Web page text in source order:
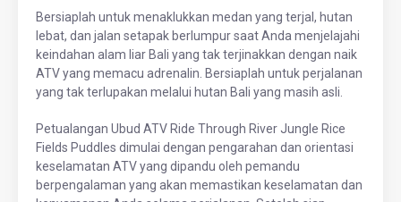
Bersiaplah untuk menaklukkan medan yang terjal, hutan
lebat, dan jalan setapak berlumpur saat Anda menjelajahi
keindahan alam liar Bali yang tak terjinakkan dengan naik
ATV yang memacu adrenalin. Bersiaplah untuk perjalanan
yang tak terlupakan melalui hutan Bali yang masih asli.
Petualangan Ubud ATV Ride Through River Jungle Rice
Fields Puddles dimulai dengan pengarahan dan orientasi
keselamatan ATV yang dipandu oleh pemandu
berpengalaman yang akan memastikan keselamatan dan